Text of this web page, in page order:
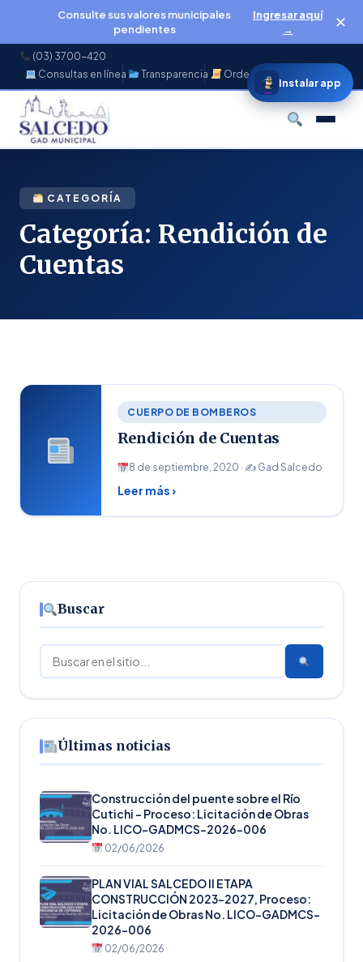
Consulte sus valores municipales
pendientes
Ingresar aquí
→
✕
(03) 3700-420
Consultas en línea
Transparencia Ordenanzas
CATEGORÍA
Categoría: Rendición de
Cuentas
CUERPO DE BOMBEROS
Rendición de Cuentas
8 de septiembre, 2020 · ✍Gad Salcedo
Leer más ›
Buscar
Buscar
Últimas noticias
Construcción del puente sobre el Río
Cutichi – Proceso: Licitación de Obras
No. LICO-GADMCS-2026-006
02/06/2026
PLAN VIAL SALCEDO II ETAPA
CONSTRUCCIÓN 2023-2027, Proceso:
Licitación de Obras No. LICO-GADMCS-
2026-006
02/06/2026
Instalar app